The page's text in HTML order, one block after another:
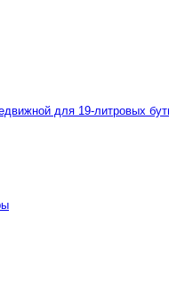
для 19-литровых